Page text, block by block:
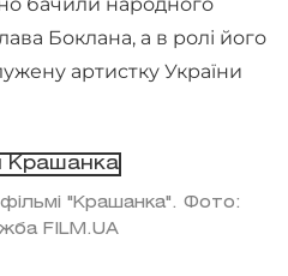
Боклана, а в ролі його
артистку України
"Крашанка". Фото:
FILM.UA